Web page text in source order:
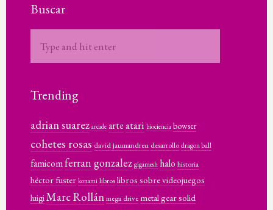
Buscar
Trending
adrian suarez arcade arteatari biociencia bowser
cohetes rosas david jaumandreu desarrollodragon ball
famicomferran gonzalez gigamesh halo historia
héctor fuster konami libroslibros sobre videojuegos
luigiMarc Rollánmega drive metal gear solid